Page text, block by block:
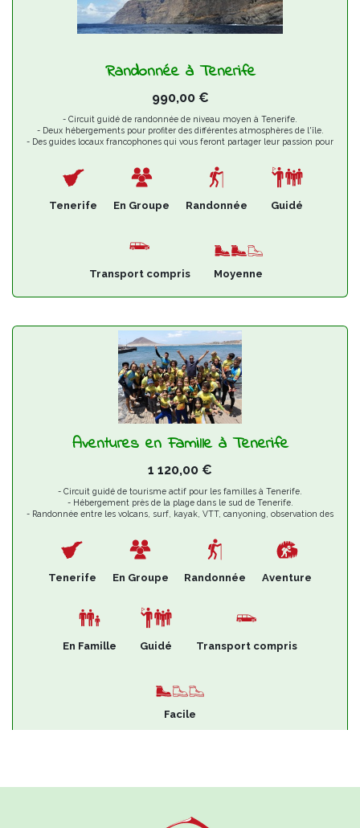
Randonnée à Tenerife
990,00€
- Circuit guidé de randonnée de niveau moyen à Tenerife.
- Deux hébergements pour profiter des différentes atmosphères de l'île.
- Des guides locaux francophones qui vous feront partager leur passion pour
Tenerife En Groupe Randonnée Guidé
Transport compris Moyenne
Aventures en Famille à Tenerife
1 120,00 €
- Circuit guidé de tourisme actif pour les familles à Tenerife.
- Hébergement près de la plage dans le sud de Tenerife.
- Randonnée entre les volcans, surf, kayak, VTT, canyoning, observation des
Tenerife En Groupe Randonnée Aventure
En Famille Guidé Transport compris
Facile